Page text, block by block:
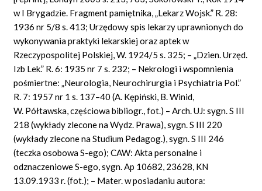
w I Brygadzie. Fragment pamiętnika, „Lekarz Wojsk.” R. 28:
1936 nr 5/8 s. 413; Urzędowy spis lekarzy uprawnionych do
wykonywania praktyki lekarskiej oraz aptek w
Rzeczypospolitej Polskiej, W. 1924/5 s. 325; – „Dzien. Urzęd.
Izb Lek.” R. 6: 1935 nr 7 s. 232; – Nekrologi i wspomnienia
pośmiertne: „Neurologia, Neurochirurgia i Psychiatria Pol.”
R. 7: 1957 nr 1 s. 137–40 (A. Kępiński, B. Winid,
W. Półtawska, częściowa bibliogr., fot.) – Arch. UJ: sygn. S III
218 (wykłady zlecone na Wydz. Prawa), sygn. S III 220
(wykłady zlecone na Studium Pedagog.), sygn. S III 246
(teczka osobowa S-ego); CAW: Akta personalne i
odznaczeniowe S-ego, sygn. Ap 10682, 23628, KN
13.09.1933 r. (fot.); – Mater. w posiadaniu autora: